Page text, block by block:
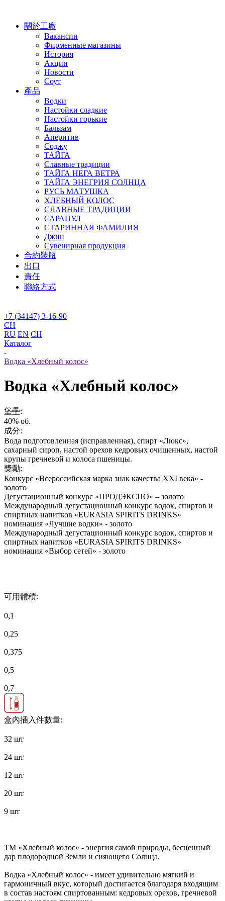
關於工廠
Вакансии
Фирменные магазины
История
Акции
Новости
Соут
產品
Водки
Настойки сладкие
Настойки горькие
Бальзам
Аперитив
Соджу
ТАЙГА
Славные традиции
ТАЙГА НЕГА ВЕТРА
ТАЙГА ЭНЕГРИЯ СОЛНЦА
РУСЬ МАТУШКА
ХЛЕБНЫЙ КОЛОС
СЛАВНЫЕ ТРАДИЦИИ
САРАПУЛ
СТАРИННАЯ ФАМИЛИЯ
Джин
Сувенирная продукция
合約裝瓶
出口
責任
聯絡方式
+7 (34147) 3-16-90
CH
RU EN CH
Каталог
-
Водка «Хлебный колос»
Водка «Хлебный колос»
堡壘:
40% об.
成分:
Вода подготовленная (исправленная), спирт «Люкс»,
сахарный сироп, настой орехов кедровых очищенных, настой
крупы гречневой и колоса пшеницы.
獎勵:
Конкурс «Всероссийская марка знак качества XXI века» -
золото
Дегустационный конкурс «ПРОДЭКСПО» – золото
Международный дегустационный конкурс водок, спиртов и
спиртных напитков «EURASIA SPIRITS DRINKS»
номинация «Лучшие водки» - золото
Международный дегустационный конкурс водок, спиртов и
спиртных напитков «EURASIA SPIRITS DRINKS»
номинация «Выбор сетей» - золото
可用體積:
0,1
0,25
0,375
0,5
0,7
盒內插入件數量:
32 шт
24 шт
12 шт
20 шт
9 шт
ТМ «Хлебный колос» - энергия самой природы, бесценный
дар плодородной Земли и сияющего Солнца.
Водка «Хлебный колос» - имеет удивительно мягкий и
гармоничный вкус, который достигается благодаря входящим
в состав настоям спиртованным: кедровых орехов, гречневой